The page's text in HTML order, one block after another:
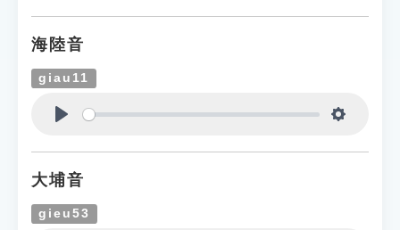
海陸音
giau11
大埔音
gieu53